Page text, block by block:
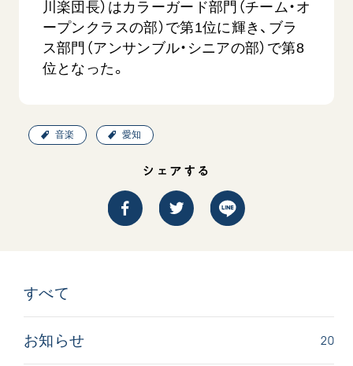
関連団体
道府県中心会館
soka youth media
Soka Gakkai グローバルサイト
SGIピースサイト
【被爆証言】「原爆の子」として生きた80年
広島県 早志百…
「三つ
川楽団長）はカラーガード部門（チーム・オ
ープンクラスの部）で第1位に輝き、ブラ
ス部門（アンサンブル・シニアの部）で第8
位となった。
音楽 愛知
シェアする
すべて
お知らせ 20